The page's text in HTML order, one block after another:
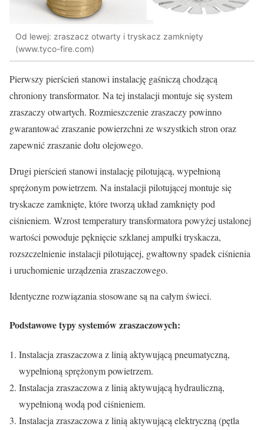
Od lewej: zraszacz otwarty i tryskacz zamknięty
(www.tyco-fire.com)
Pierwszy pierścień stanowi instalację gaśniczą chodzącą
chroniony transformator. Na tej instalacji montuje się system
zraszaczy otwartych. Rozmieszczenie zraszaczy powinno
gwarantować zraszanie powierzchni ze wszystkich stron oraz
zapewnić zraszanie dołu olejowego.
Drugi pierścień stanowi instalację pilotującą, wypełnioną
sprężonym powietrzem. Na instalacji pilotującej montuje się
tryskacze zamknięte, które tworzą układ zamknięty pod
ciśnieniem. Wzrost temperatury transformatora powyżej ustalonej
wartości powoduje pęknięcie szklanej ampułki tryskacza,
rozszczelnienie instalacji pilotującej, gwałtowny spadek ciśnienia
i uruchomienie urządzenia zraszaczowego.
Identyczne rozwiązania stosowane są na całym świeci.
Podstawowe typy systemów zraszaczowych:
Instalacja zraszaczowa z linią aktywującą pneumatyczną,
wypełnioną sprężonym powietrzem.
Instalacja zraszaczowa z linią aktywującą hydrauliczną,
wypełnioną wodą pod ciśnieniem.
Instalacja zraszaczowa z linią aktywującą elektryczną (pętla